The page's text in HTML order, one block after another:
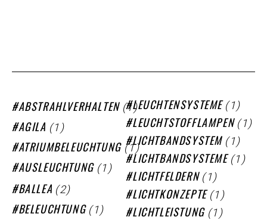
ABSTRAHLVERHALTEN (1)
AGILA (1)
ATRIUMBELEUCHTUNG (1)
AUSLEUCHTUNG (1)
BALLEA (2)
BELEUCHTUNG (1)
LEUCHTENSYSTEME (1)
LEUCHTSTOFFLAMPEN (1)
LICHTBANDSYSTEM (1)
LICHTBANDSYSTEME (1)
LICHTFELDERN (1)
LICHTKONZEPTE (1)
LICHTLEISTUNG (1)